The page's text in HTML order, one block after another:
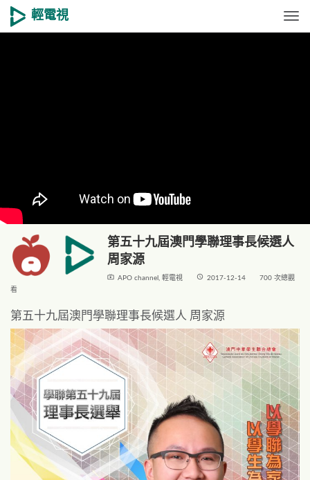
輕電視
第五十九屆澳門學聯理事長候選人
周家源
live_tv APO channel , 輕電視 access_time 2017-12-14
700 次總觀
看
第五十九屆澳門學聯理事長候選人 周家源